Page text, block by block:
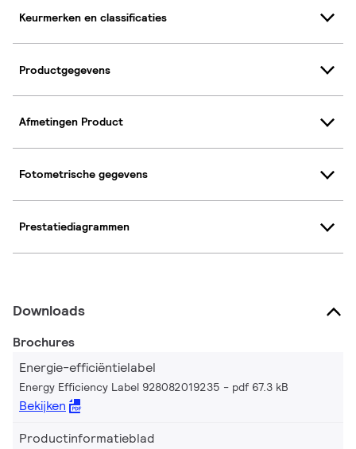
Keurmerken en classificaties
Productgegevens
Afmetingen Product
Fotometrische gegevens
Prestatiediagrammen
Downloads
Brochures
Energie-efficiëntielabel
Energy Efficiency Label 928082019235 pdf 67.3 kB
Bekijken
Productinformatieblad